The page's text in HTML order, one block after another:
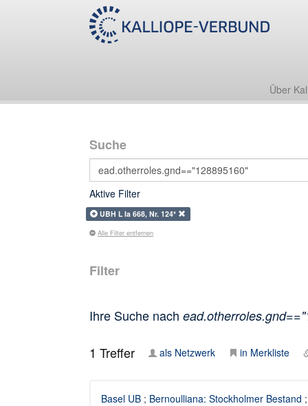
Über
Suche
Aktive Filter
UBH L Ia 668, Nr. 124*
Alle Filter entfernen
Filter
Ihre Suche nach
1 Treffer als Netzwerk in Merkliste
Basel UB ; Bernoulliana: Stockholmer Bestand